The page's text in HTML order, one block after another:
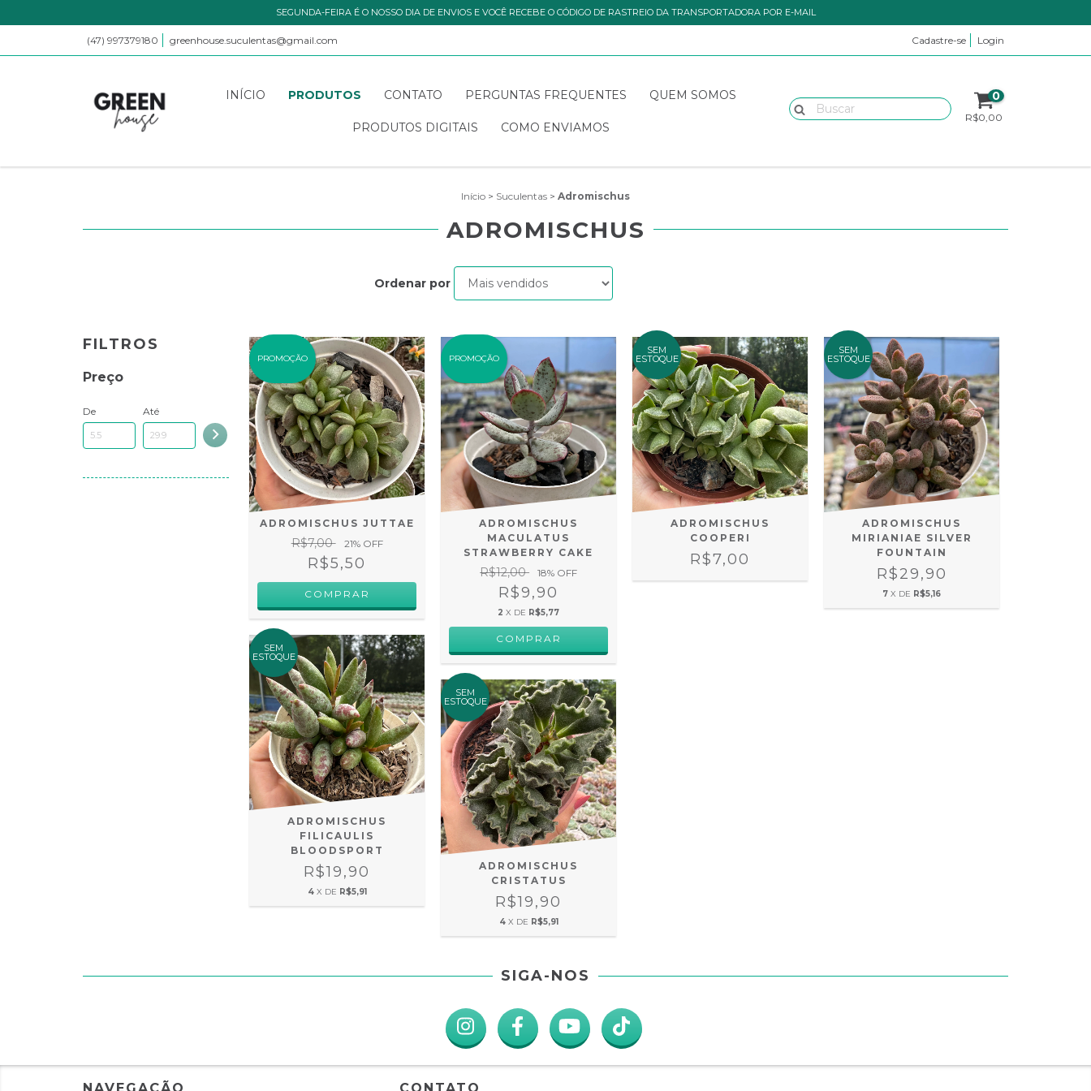
SEGUNDA-FEIRA É O NOSSO DIA DE ENVIOS E VOCÊ RECEBE O CÓDIGO DE RASTREIO DA TRANSPORTADORA POR E-MAIL
(47) 997379180 greenhouse.suculentas@gmail.com Cadastre-se Login
INÍCIO PRODUTOS CONTATO PERGUNTAS FREQUENTES QUEM SOMOS
PRODUTOS DIGITAIS COMO ENVIAMOS
0
R$0,00
Início > Suculentas > Adromischus
ADROMISCHUS
Ordenar por
FILTROS
Preço
De Até
PROMOÇÃO
ADROMISCHUS JUTTAE
R$7,00 21% OFF
R$5,50
PROMOÇÃO
ADROMISCHUS
MACULATUS
STRAWBERRY CAKE
R$12,00 18% OFF
R$9,90
2 X DE R$5,77
SEM
ESTOQUE
ADROMISCHUS
COOPERI
R$7,00
SEM
ESTOQUE
ADROMISCHUS
MIRIANIAE SILVER
FOUNTAIN
R$29,90
7 X DE R$5,16
SEM
ESTOQUE
ADROMISCHUS
FILICAULIS
BLOODSPORT
R$19,90
4 X DE R$5,91
SEM
ESTOQUE
ADROMISCHUS
CRISTATUS
R$19,90
4 X DE R$5,91
SIGA-NOS